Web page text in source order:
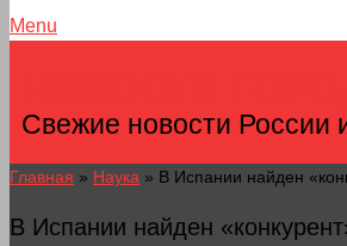
Menu
Свежие новости России
Главная » Наука » В Испании найден
В Испании найден